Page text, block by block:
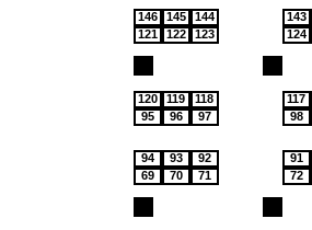
146 145
144
121
122 123
143
124
120 119
118
95
96 97
117
98
94 93
92
69
70 71
91
72